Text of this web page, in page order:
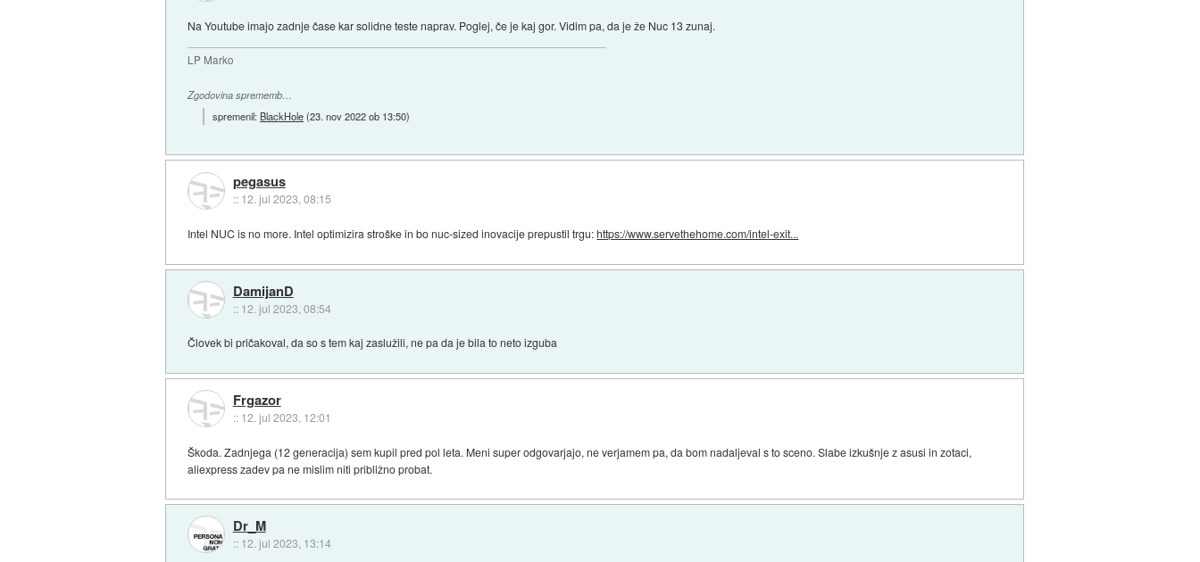
Na Youtube imajo zadnje čase kar solidne teste naprav. Poglej, če je kaj gor. Vidim pa, da je že Nuc 13 zunaj.
LP Marko
Zgodovina sprememb…
spremenil:BlackHole(23. nov 2022 ob 13:50)
pegasus
:: 12. jul 2023, 08:15
Intel NUC is no more. Intel optimizira stroške in bo nuc-sized inovacije prepustil trgu:https://www.servethehome.com/intel-exit...
DamijanD
:: 12. jul 2023, 08:54
Človek bi pričakoval, da so s tem kaj zaslužili, ne pa da je bila to neto izguba
Frgazor
:: 12. jul 2023, 12:01
Škoda. Zadnjega (12 generacija) sem kupil pred pol leta. Meni super odgovarjajo, ne verjamem pa, da bom nadaljeval s to sceno. Slabe izkušnje z asusi in zotaci,
aliexpress zadev pa ne mislim niti približno probat.
Dr_M
:: 12. jul 2023, 13:14